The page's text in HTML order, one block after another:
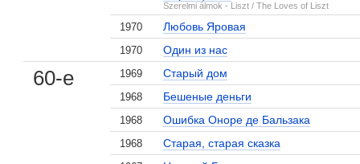
Szerelmi álmok - Liszt / The Loves of Liszt
1970 Любовь Яровая
1970 Один из нас
60-е 1969 Старый дом
1968 Бешеные деньги
1968 Ошибка Оноре де Бальзака
1968 Старая, старая сказка